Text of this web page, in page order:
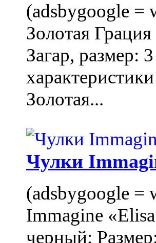
(adsbygoogle =
Золотая
Загар, размер:
Золотая...
Чулки
(adsbygoogle =
Immagine
черный;